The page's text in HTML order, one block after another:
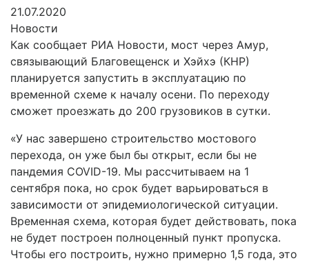
21.07.2020
Новости
Как сообщает РИА Новости, мост через Амур,
связывающий Благовещенск и Хэйхэ (КНР)
планируется запустить в эксплуатацию по
временной схеме к началу осени. По переходу
сможет проезжать до 200 грузовиков в сутки.
«У нас завершено строительство мостового
перехода, он уже был бы открыт, если бы не
пандемия COVID-19. Мы рассчитываем на 1
сентября пока, но срок будет варьироваться в
зависимости от эпидемиологической ситуации.
Временная схема, которая будет действовать, пока
не будет построен полноценный пункт пропуска.
Чтобы его построить, нужно примерно 1,5 года, это